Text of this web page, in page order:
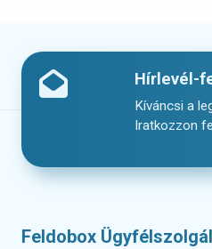
Hírlevél-
Kíváncsi a
Iratkozzon
Feldobox